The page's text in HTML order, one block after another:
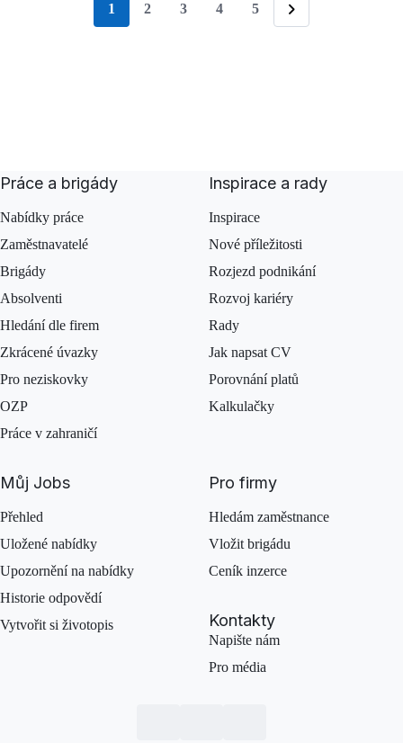
stránka
1 2 3 4 5
Následující
Práce a brigády
Nabídky práce
Zaměstnavatelé
Brigády
Absolventi
Hledání dle firem
Zkrácené úvazky
Pro neziskovky
OZP
Práce v zahraničí
Inspirace a rady
Inspirace
Nové příležitosti
Rozjezd podnikání
Rozvoj kariéry
Rady
Jak napsat CV
Porovnání platů
Kalkulačky
Můj Jobs
Přehled
Uložené nabídky
Upozornění na nabídky
Historie odpovědí
Vytvořit si životopis
Pro firmy
Hledám zaměstnance
Vložit brigádu
Ceník inzerce
Kontakty
Napište nám
Pro média